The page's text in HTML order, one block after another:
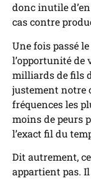
donc inutile
cas contre
Une fois passé
l’opportunité de
milliards de fils
justement notre
fréquences les
moins de peurs
l’exact fil du
Dit autrement,
appartient pas. Il